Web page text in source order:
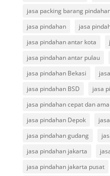
jasa packing barang
jasa pindahan
jasa
jasa pindahan antar kota
jasa pindahan antar pulau
jasa pindahan Bekasi
jasa pindahan BSD
jasa
jasa pindahan cepat dan
jasa pindahan Depok
jasa pindahan gudang
jasa pindahan jakarta
jasa pindahan jakarta pusat